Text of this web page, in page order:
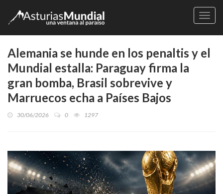
Alemania se hunde en los penaltis y el
Mundial estalla: Paraguay firma la
gran bomba, Brasil sobrevive y
Marruecos echa a Países Bajos
30/06/2026 0 1297